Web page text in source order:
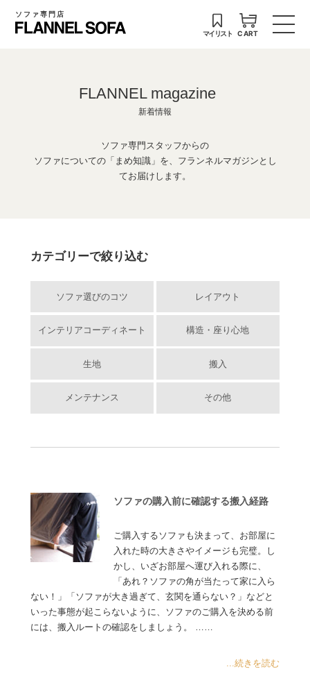
ソファ専門店
マイリスト CART
FLANNEL magazine
新着情報
ソファ専門スタッフからの
ソファについての「まめ知識」を、フランネルマガジンとし
てお届けします。
カテゴリーで絞り込む
ソファ選びのコツ レイアウト
インテリアコーディネート 構造・座り心地
生地 搬入
メンテナンス その他
ソファの購入前に確認する搬入経路
ご購入するソファも決まって、お部屋に
入れた時の大きさやイメージも完璧。し
かし、いざお部屋へ運び入れる際に、
「あれ？ソファの角が当たって家に入ら
ない！」「ソファが大き過ぎて、玄関を通らない？」などと
いった事態が起こらないように、ソファのご購入を決める前
には、搬入ルートの確認をしましょう。 ……
...続きを読む